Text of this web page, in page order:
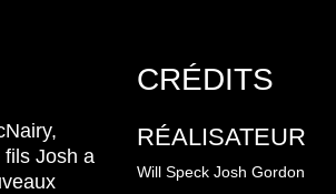
fils Josh a
CRÉDITS
RÉALISATEUR
Will SpeckJosh Gordon